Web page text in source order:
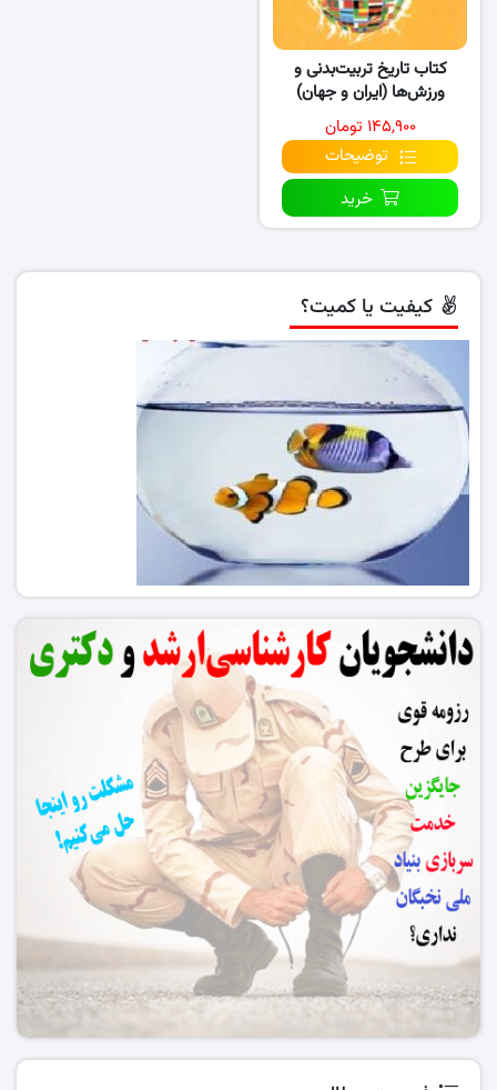
کتاب تاریخ تربیت‌بدنی و
ورزش‌ها (ایران و جهان)
۱۴۵,۹۰۰ تومان
توضیحات
خرید
کیفیت یا کمیت؟